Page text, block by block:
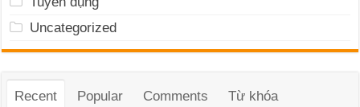
Uncategorized
Recent Popular Comments Từ khóa